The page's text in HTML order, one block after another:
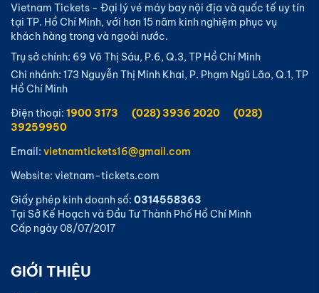
Vietnam Tickets - Đại lý vé máy bay nội địa và quốc tế uy tín
tại TP. Hồ Chí Minh, với hơn 15 năm kinh nghiệm phục vụ
khách hàng trong và ngoài nước.
Trụ sở chính: 69 Võ Thị Sáu, P.6, Q.3, TP Hồ Chí Minh
Chi nhánh: 173 Nguyễn Thị Minh Khai, P. Phạm Ngũ Lão, Q.1, TP
Hồ Chí Minh
Điện thoại: 1900 3173 (028) 3936 2020
(028)
39259950
Email: vietnamtickets16@gmail.com
Website: vietnam-tickets.com
Giấy phép kinh doanh số: 0314558363
Tại Sở Kế Hoạch và Đầu Tư Thành Phố Hồ Chí Minh
Cấp ngày 08/07/2017
GIỚI THIỆU